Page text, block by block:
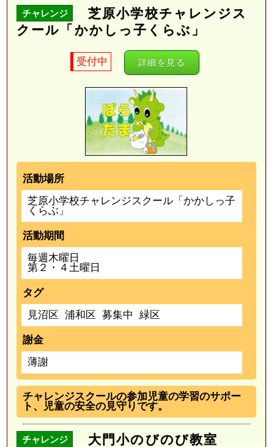
チャレンジ
芝原小学校チャレンジス
クール「かかしっ子くらぶ」
受付中 詳細を見る
活動場所
芝原小学校チャレンジスクール「かかしっ子
くらぶ」
活動期間
毎週木曜日
第２・４土曜日
タグ
見沼区 浦和区 募集中 緑区
謝金
薄謝
チャレンジスクールの参加児童の学習のサポー
ト、児童の安全の見守りです。
チャレンジ 大門小のびのび教室